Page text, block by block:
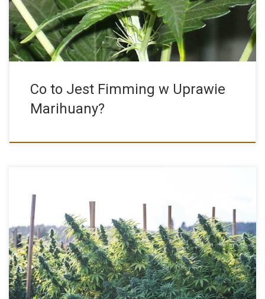
Co to Jest Fimming w Uprawie
Marihuany?
Nasiona marihuany outdoor to dokładnie kategoria odmian
konopi przeznaczonych do […]